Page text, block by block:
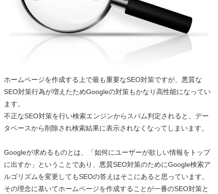
ホームページを作成する上で最も重要なSEO対策ですが、悪質な
SEO対策行為が増えたためGoogleの対策もかなり高性能になってい
ます。
不正なSEO対策を行い検索エンジンからスパム判定されると、デー
タベースから削除され検索結果に表示されなくなってしまいます。
Googleが求めるものとは、「如何にユーザーが欲しい情報をトップ
に出すか」ということであり、悪質SEO対策のためにGoogle検索ア
ルゴリズムを変更してもSEOの答えはそこにあると思っています。
その理念に基いてホームページを作成することが一番のSEO対策と